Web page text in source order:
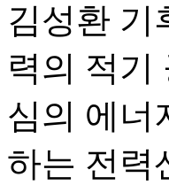
김성환 기
력의 적기
심의 에너
하는 전력